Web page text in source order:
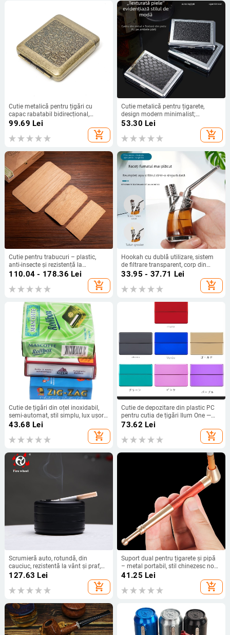
Cutie metalică pentru țigări cu
capac rabatabil bidirecțional,
capacitate de 20 țigări, portabilă,
rezistentă la presiune, design
minimalist modern
99.69 Lei
add_shopping_cart
Cutie metalică pentru țigarete,
design modern minimalist;
personalizare disponibilă;
imprimare de logo posibilă; origine
Zhejiang.
53.30 Lei
add_shopping_cart
Cutie pentru trabucuri – plastic,
anti-insecte și rezistență la
umezeală, Cigarloong, stil Light
110.04 - 178.36 Lei
add_shopping_cart
Hookah cu dublă utilizare, sistem
de filtrare transparent, corp din
plastic, design japonez minimalist
33.95 - 37.71 Lei
add_shopping_cart
Cutie de țigări din oțel inoxidabil,
semi-automat, stil simplu, lux ușor;
Brand: Other
43.68 Lei
add_shopping_cart
Cutie de depozitare din plastic PC
pentru cutia de țigări Ilum One —
rezistentă la umezeală și la
presiune, set de 20 de bucăți,
imprimare logo, etichetă privată
73.62 Lei
add_shopping_cart
Scrumieră auto, rotundă, din
cauciuc, rezistentă la vânt și praf,
brand Oli, decorativă și depozitare
127.63 Lei
add_shopping_cart
Suport dual pentru țigarete și pipă
– metal portabil, stil chinezesc nou,
simplu, fără filtru
41.25 Lei
add_shopping_cart